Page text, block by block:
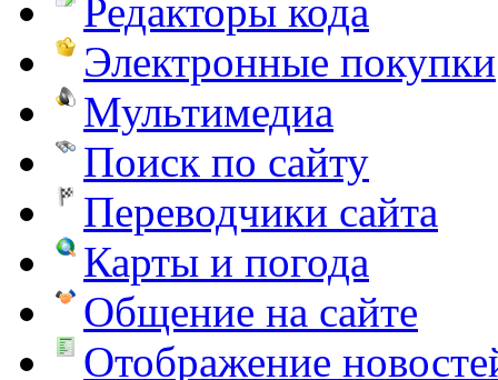
Редакторы кода
Электронные покупки
Мультимедиа
Поиск по сайту
Переводчики сайта
Карты и погода
Общение на сайте
Отображение